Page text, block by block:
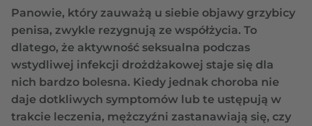
Panowie, który zauważą u siebie objawy grzybicy
penisa, zwykle rezygnują ze współżycia. To
dlatego, że aktywność seksualna podczas
wstydliwej infekcji drożdżakowej staje się dla
nich bardzo bolesna. Kiedy jednak choroba nie
daje dotkliwych symptomów lub te ustępują w
trakcie leczenia, mężczyźni zastanawiają się, czy